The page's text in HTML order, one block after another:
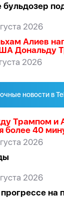
2026
Алиев
Дональду
2026
новости в
Трампом и
более 40
2026
2026
на